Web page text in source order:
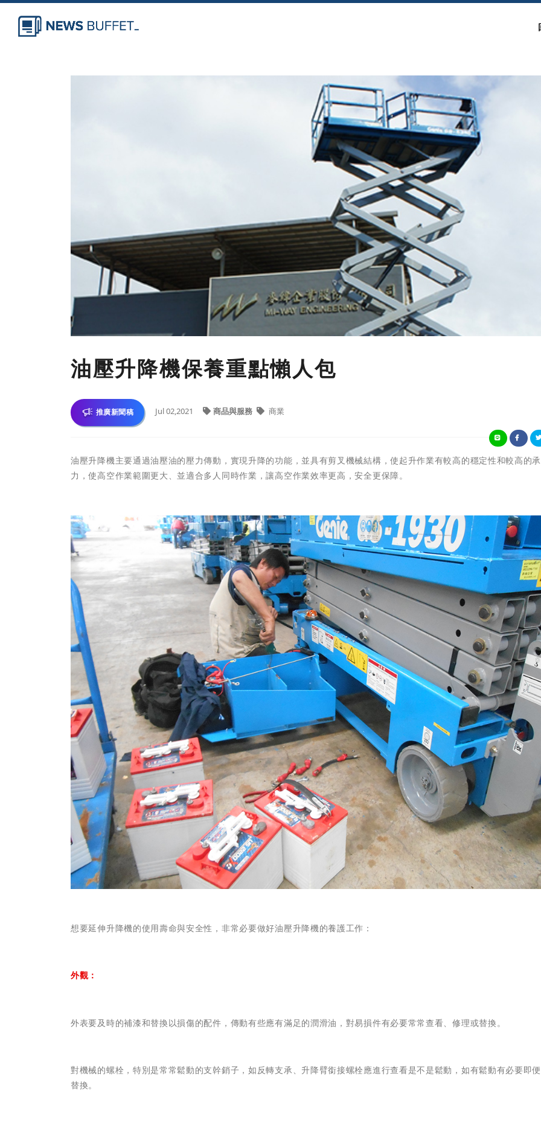
油壓升降機保養重點懶人包
推廣新聞稿 Jul 02,2021 商品與服務 商業
油壓升降機主要通過油壓油的壓力傳動，實現升降的功能，並具有剪叉機械結構，使起升作業有較高的穩定性和較高的
力，使高空作業範圍更大、並適合多人同時作業，讓高空作業效率更高，安全更保障。
想要延伸升降機的使用壽命與安全性，非常必要做好油壓升降機的養護工作：
外觀：
外表要及時的補漆和替換以損傷的配件，傳動有些應有滿足的潤滑油，對易損件有必要常常查看、修理或替換。
對機械的螺栓，特別是常常鬆動的支幹銷子，如反轉支承、升降臂銜接螺栓應進行查看是不是鬆動，如有鬆動有必要即
替換。